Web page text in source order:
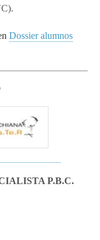
Dossier alumnos
P.B.C.